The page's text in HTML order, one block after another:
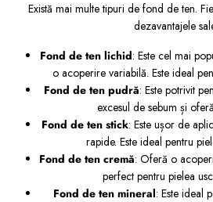
Există mai multe tipuri de fond de ten.
dezavantajele
Fond de ten lichid: Este cel mai
o acoperire variabilă. Este ideal
Fond de ten pudră: Este potrivit
excesul de sebum și
Fond de ten stick: Este ușor de
rapide. Este ideal pentru
Fond de ten cremă: Oferă o
perfect pentru pielea
Fond de ten mineral: Este ideal